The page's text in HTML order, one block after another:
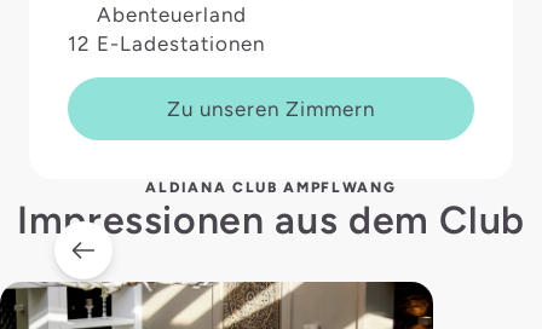
Abenteuerland
12 E-Ladestationen
Zu unseren Zimmern
ALDIANA CLUB AMPFLWANG
Impressionen aus dem Club